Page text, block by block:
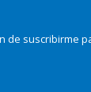
suscribirme